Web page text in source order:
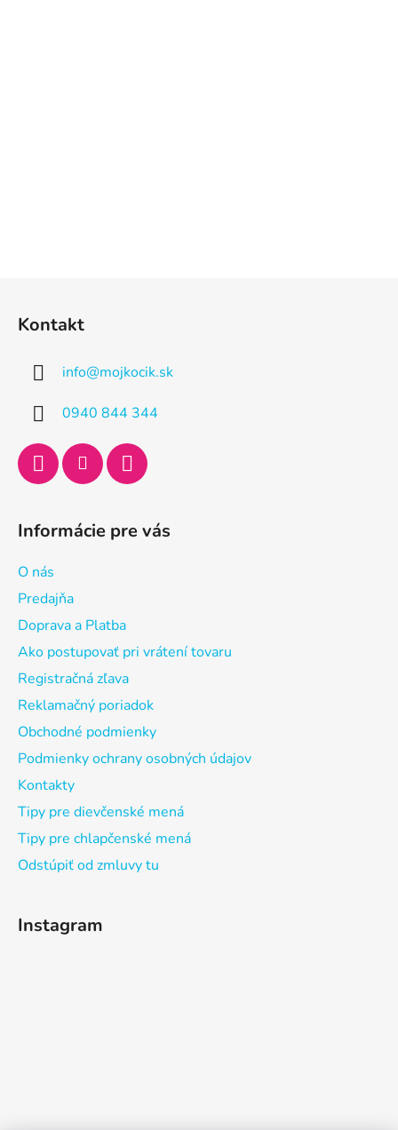
Kontakt
info@mojkocik.sk
0940 844 344
Informácie pre vás
O nás
Predajňa
Doprava a Platba
Ako postupovať pri vrátení tovaru
Registračná zľava
Reklamačný poriadok
Obchodné podmienky
Podmienky ochrany osobných údajov
Kontakty
Tipy pre dievčenské mená
Tipy pre chlapčenské mená
Odstúpiť od zmluvy tu
Instagram